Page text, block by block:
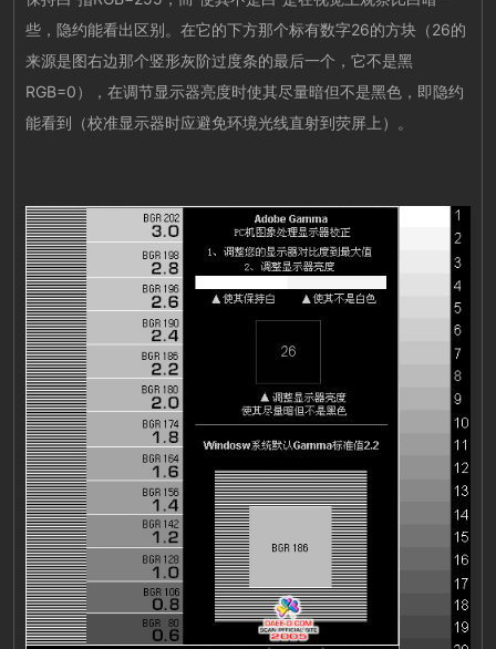
些，隐约能看出区别。在它的下方那个标有数字26的方块（26的
来源是图右边那个竖形灰阶过度条的最后一个，它不是黑
RGB=0），在调节显示器亮度时使其尽量暗但不是黑色，即隐约
能看到（校准显示器时应避免环境光线直射到荧屏上）。